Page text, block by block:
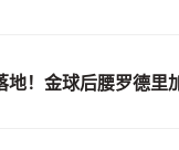
地！金球后腰罗德里